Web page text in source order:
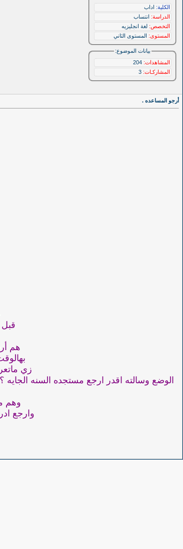
الكلية: اداب
الدراسة: انتساب
التخصص: لغة انجليزيه
المستوى: المستوى الثاني
بيانات الموضوع:
المشاهدات: 204
المشاركـات: 3
أرجو المساعده .
قبل
هم
زي
الوضع وسالته اقدر ارجع مستجده السنه
وهم
وارجع